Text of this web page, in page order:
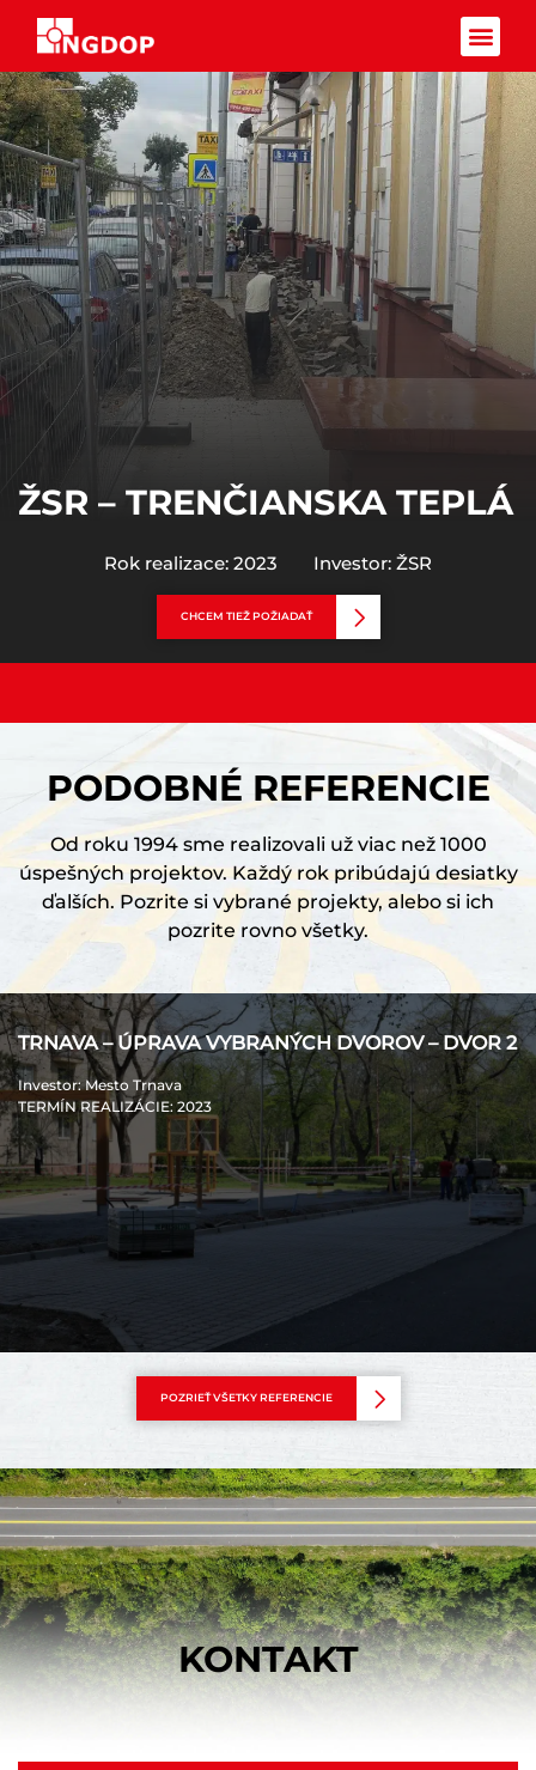
Rok realizace: 2023 Investor: ŽSR
ŽSR – TRENČIANSKA TEPLÁ
CHCEM TIEŽ POŽIADAŤ
PODOBNÉ REFERENCIE
Od roku 1994 sme realizovali už viac než 1000
úspešných projektov. Každý rok pribúdajú desiatky
ďalších. Pozrite si vybrané projekty, alebo si ich
pozrite rovno všetky.
TRNAVA – ÚPRAVA VYBRANÝCH DVOROV – DVOR 2
Investor: Mesto Trnava
TERMÍN REALIZÁCIE: 2023
POZRIEŤ VŠETKY REFERENCIE
KONTAKT